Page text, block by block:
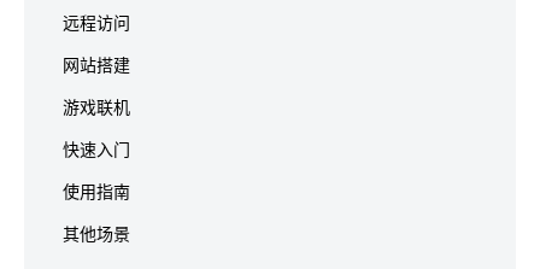
远程访问
网站搭建
游戏联机
快速入门
使用指南
其他场景